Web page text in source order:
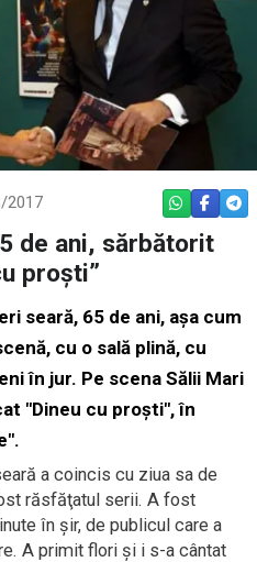
2017 WHATSAPP
de ani, sărbătorit
proşti”
seară, 65 de ani, aşa cum
cu o sală plină, cu
în jur. Pe scena Sălii Mari
"Dineu cu proşti", în
a coincis cu ziua sa de
răsfăţatul serii. A fost
în şir, de publicul care a
A primit flori şi i s-a cântat